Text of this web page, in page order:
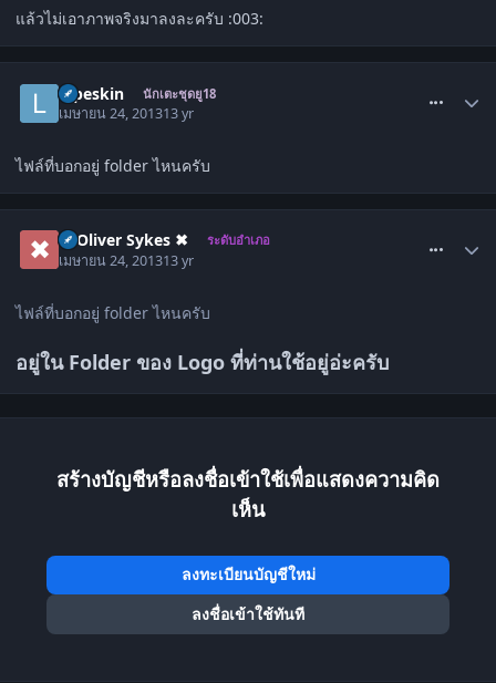
แล้วไม่เอาภาพจริงมาลงละครับ :003:
lopeskin นักเตะชุดยู18
เมษายน 24, 201313 yr
ไฟล์ที่บอกอยู่ folder ไหนครับ
✖ Oliver Sykes ✖ ระดับอำเภอ
เมษายน 24, 201313 yr
ไฟล์ที่บอกอยู่ folder ไหนครับ
อยู่ใน Folder ของ Logo ที่ท่านใช้อยู่อ่ะครับ
สร้างบัญชีหรือลงชื่อเข้าใช้เพื่อแสดงความคิด
เห็น
ลงทะเบียนบัญชีใหม่
ลงชื่อเข้าใช้ทันที